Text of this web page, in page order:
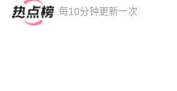
每10分钟更新一次